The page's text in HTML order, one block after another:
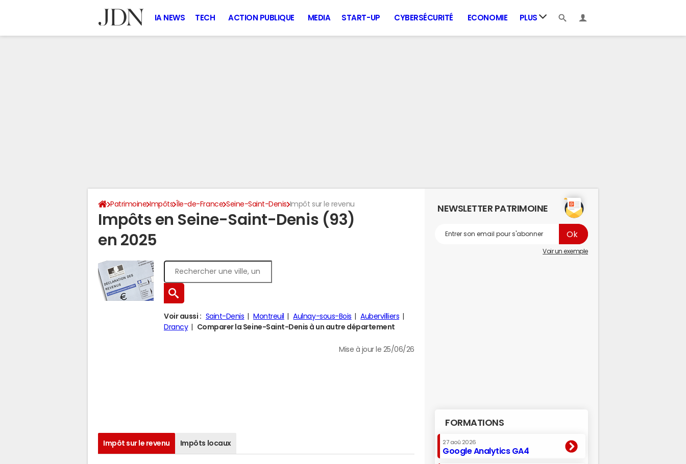
IA NEWS TECH ACTION PUBLIQUE MEDIA START-UP CYBERSÉCURITÉ ECONOMIE PLUS
Patrimoine Impôts Île-de-France Seine-Saint-Denis Impôt sur le revenu
Impôts en Seine-Saint-Denis (93)
en 2025
Voir aussi : Saint-Denis Montreuil Aulnay-sous-Bois
Aubervilliers
Drancy
Comparer la Seine-Saint-Denis à un autre département
Mise à jour le 25/06/26
Impôt sur le revenu Impôts locaux
NEWSLETTER PATRIMOINE
Voir un exemple
FORMATIONS
27 aoû 2026
Google Analytics GA4